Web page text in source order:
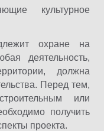
культурное
охране на
деятельность,
должна
Перед тем,
или
получить
проекта.